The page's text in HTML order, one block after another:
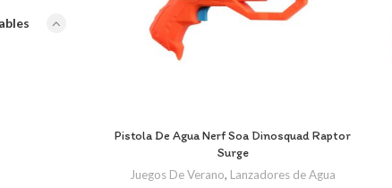
Pistola De Agua Nerf Soa Dinosquad Raptor
Surge
Juegos De Verano, Lanzadores de Agua